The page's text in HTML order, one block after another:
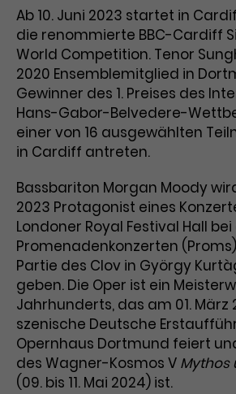
Seiten.
Name _gat_UA-63561367-1
Anbieter Google Analytics
Laufzeit 1 Minute
Zweck
Das ist ein von
gesetztes Cookie.
Daten werden nur
pro Minute an
gesendet. Solange
werden bestimmte
Datenübertragungen
unterbunden.
Name _gcl_dc
Anbieter Google / DoubleClick
Laufzeit 3 Monate
Zweck
Dieses Cookie wird
Werbeanzeigen zu
Remarketing-
bereitzustellen.
Name IDE
Anbieter Google / DoubleClick
Laufzeit 1 Jahr
Ab 10. Juni 2023 startet in
die renommierte BBC-Cardiff
World Competition. Tenor
2020 Ensemblemitglied in
Gewinner des 1. Preises des
Hans-Gabor-Belvedere-
einer von 16 ausgewählten
in Cardiff antreten.
Bassbariton Morgan Moody
2023 Protagonist eines
Londoner Royal Festival Hall
Promenadenkonzerten
Partie des Clov in György
geben. Die Oper ist ein
Jahrhunderts, das am 01. März
szenische Deutsche
Opernhaus Dortmund feiert
des Wagner-Kosmos V Mythos
(09. bis 11. Mai 2024) ist.